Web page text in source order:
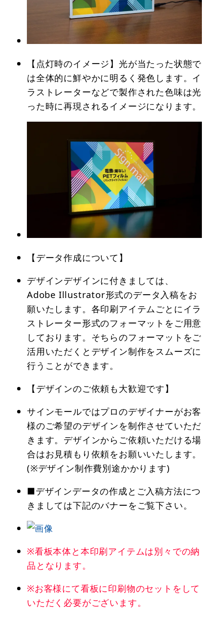
【点灯時のイメージ】光が当たった状態で
は全体的に鮮やかに明るく発色します。イ
ラストレーターなどで製作された色味は光
った時に再現されるイメージになります。
【データ作成について】
デザインデザインに付きましては、
Adobe Illustrator形式のデータ入稿をお
願いたします。各印刷アイテムごとにイラ
ストレーター形式のフォーマットをご用意
しております。そちらのフォーマットをご
活用いただくとデザイン制作をスムーズに
行うことができます。
【デザインのご依頼も大歓迎です】
サインモールではプロのデザイナーがお客
様のご希望のデザインを制作させていただ
きます。デザインからご依頼いただける場
合はお見積もり依頼をお願いいたします。
(※デザイン制作費別途かかります)
■デザインデータの作成とご入稿方法につ
きましては下記のバナーをご覧下さい。
※看板本体と本印刷アイテムは別々での納
品となります。
※お客様にて看板に印刷物のセットをして
いただく必要がございます。